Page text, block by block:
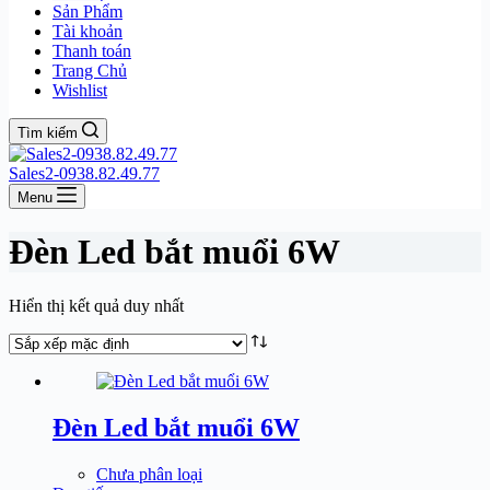
Sản Phẩm
Tài khoản
Thanh toán
Trang Chủ
Wishlist
Tìm kiếm
Sales2-0938.82.49.77
Menu
Đèn Led bắt muổi 6W
Hiển thị kết quả duy nhất
Đèn Led bắt muổi 6W
Chưa phân loại